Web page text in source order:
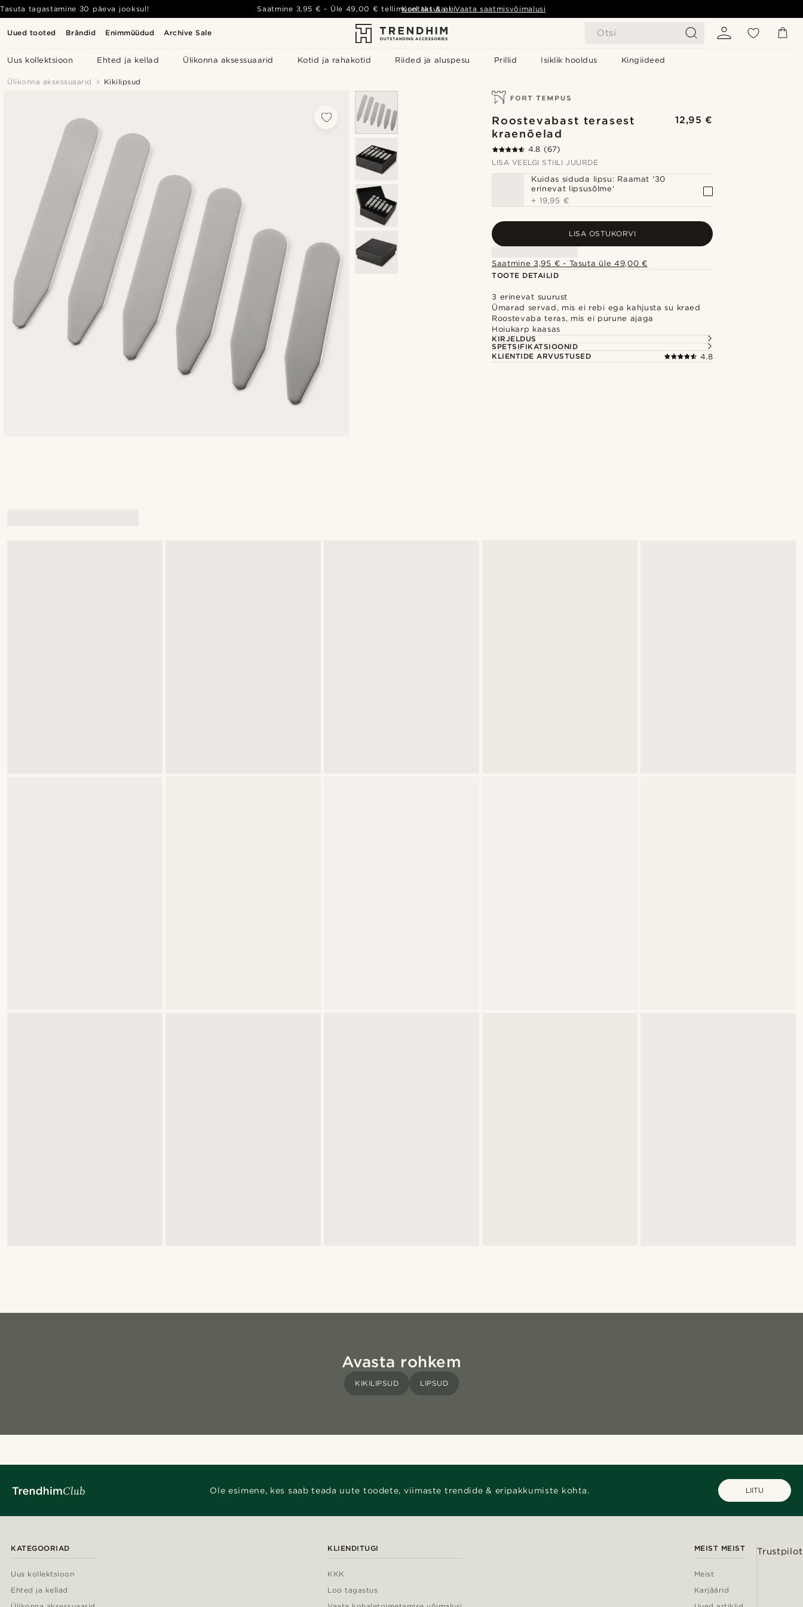
Uued tooted Brändid Enimmüüdud Archive Sale Otsi
Uus kollektsioon Ehted ja kellad Ülikonna aksessuaarid Kotid ja rahakotid Riided ja aluspesu Prillid Isiklik hooldus Kingiideed
Tasuta tagastamine 30 päeva jooksul! Saatmine 3,95 € - Üle 49,00 € tellimusel tasuta- Vaata saatmisvõimalusi
Kontakt & abi
Ülikonna aksessuaarid Kikilipsud
Roostevabast terasest
kraenõelad
12,95 €
4.8 (67)
LISA VEELGI STIILI JUURDE
Kuidas siduda lipsu: Raamat '30
erinevat lipsusõlme'
+ 19,95 €
LISA OSTUKORVI
Saatmine 3,95 € - Tasuta üle 49,00 €
TOOTE DETAILID
3 erinevat suurust
Ümarad servad, mis ei rebi ega kahjusta su kraed
Roostevaba teras, mis ei purune ajaga
Hoiukarp kaasas
KIRJELDUS
SPETSIFIKATSIOONID
KLIENTIDE ARVUSTUSED
4.8
Avasta rohkem
KIKILIPSUD LIPSUD
Ole esimene, kes saab teada uute toodete, viimaste trendide & eripakkumiste kohta. LIITU
KATEGOORIAD
Uus kollektsioon
Ehted ja kellad
KLIENDITUGI
KKK
Loo tagastus
MEIST MEIST
Meist
Karjäärid
Trustpilot